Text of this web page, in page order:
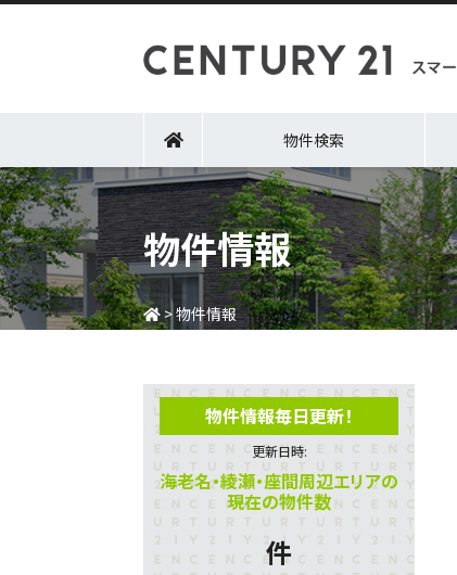
物件検索
物件情報
>物件情報
物件情報毎日更新！
更新日時:
海老名・綾瀬・座間周辺エリアの
現在の物件数
件